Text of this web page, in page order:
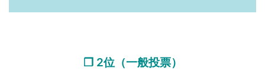
❐ 2位（一般投票）